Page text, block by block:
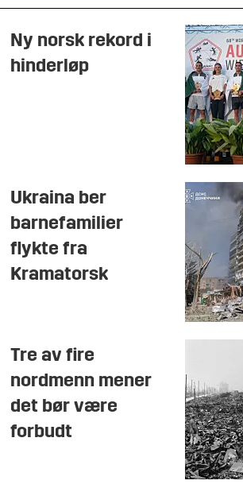
Ny norsk rekord i
hinderløp
Ukraina ber
barnefamilier
flykte fra
Kramatorsk
Tre av fire
nordmenn mener
det bør være
forbudt